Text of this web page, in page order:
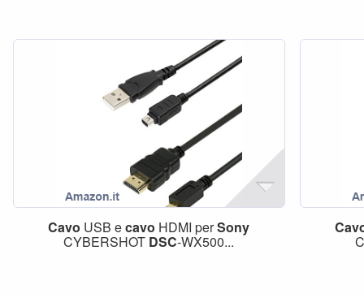
Cavo USB ecavo HDMI perSony
CYBERSHOT DSC-WX500...